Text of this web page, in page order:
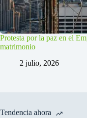
Protesta por la paz en el
matrimonio
2 julio, 2026
Tendencia ahora